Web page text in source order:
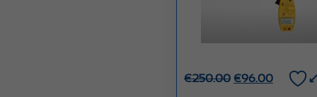
€250.00 Original
€96.00Η